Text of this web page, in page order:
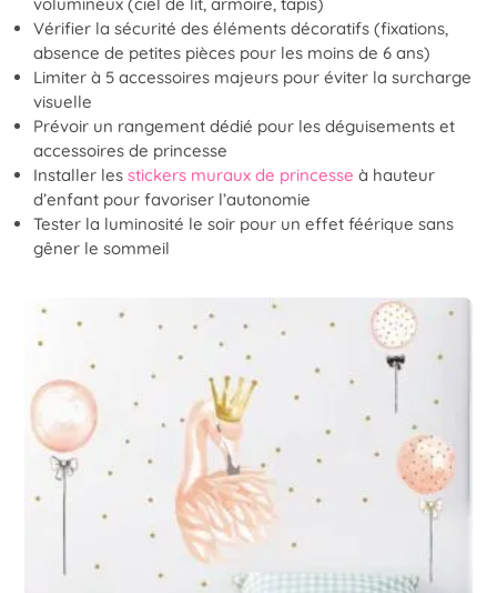
Vérifier la sécurité des éléments décoratifs (fixations,
absence de petites pièces pour les moins de 6 ans)
Limiter à 5 accessoires majeurs pour éviter la surcharge
visuelle
Prévoir un rangement dédié pour les déguisements et
accessoires de princesse
Installer les stickers muraux de princesse à hauteur
d’enfant pour favoriser l’autonomie
Tester la luminosité le soir pour un effet féérique sans
gêner le sommeil